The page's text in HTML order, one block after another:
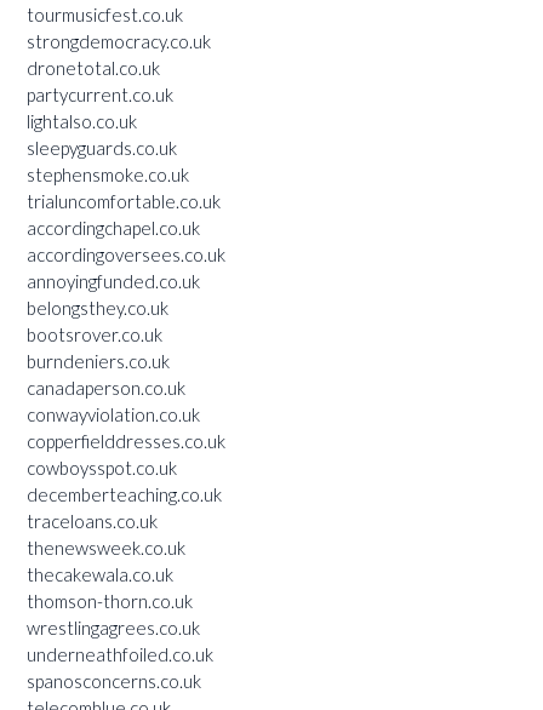
tourmusicfest.co.uk
strongdemocracy.co.uk
dronetotal.co.uk
partycurrent.co.uk
lightalso.co.uk
sleepyguards.co.uk
stephensmoke.co.uk
trialuncomfortable.co.uk
accordingchapel.co.uk
accordingoversees.co.uk
annoyingfunded.co.uk
belongsthey.co.uk
bootsrover.co.uk
burndeniers.co.uk
canadaperson.co.uk
conwayviolation.co.uk
copperfielddresses.co.uk
cowboysspot.co.uk
decemberteaching.co.uk
traceloans.co.uk
thenewsweek.co.uk
thecakewala.co.uk
thomson-thorn.co.uk
wrestlingagrees.co.uk
underneathfoiled.co.uk
spanosconcerns.co.uk